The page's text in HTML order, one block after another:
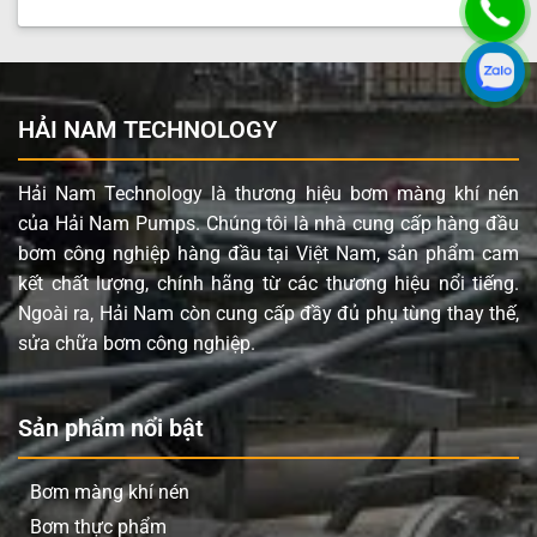
giúp bơm an toàn trong môi trường dễ cháy nổ, đồng
thời dễ dàng điều chỉnh lưu lượng và áp suất. Các bộ
phận tiếp xúc với chất lỏng như màng, bi và đế bi được
làm từ Geolast, một vật liệu bền bỉ, tăng cường tuổi thọ
và khả năng chịu hóa chất.
Khả năng chống ăn mòn cao nhờ vật liệu Inox 316,
đảm bảo độ bền trong môi trường khắc nghiệt.
Vận hành an toàn trong môi trường dễ cháy nổ do
sử dụng khí nén, không phát sinh tia lửa điện.
Lưu lượng linh hoạt, dễ dàng điều chỉnh bằng cách
thay đổi áp suất khí cấp.
Dễ dàng bảo trì và sửa chữa, giảm thiểu thời gian
ngừng hoạt động và chi phí vận hành.
Có thể bơm được chất lỏng chứa hạt rắn kích thước
lên đến 4.8 mm mà không gây tắc nghẽn hoặc
hỏng hóc.
HẢI NAM TECHNOLOGY
Hải Nam Technology là thương hiệu bơm màng khí nén
của Hải Nam Pumps. Chúng tôi là nhà cung cấp hàng đầu
bơm công nghiệp hàng đầu tại Việt Nam, sản phẩm cam
kết chất lượng, chính hãng từ các thương hiệu nổi tiếng.
Ngoài ra, Hải Nam còn cung cấp đầy đủ phụ tùng thay thế,
sửa chữa bơm công nghiệp.
Sản phẩm nổi bật
Bơm màng khí nén
Bơm thực phẩm